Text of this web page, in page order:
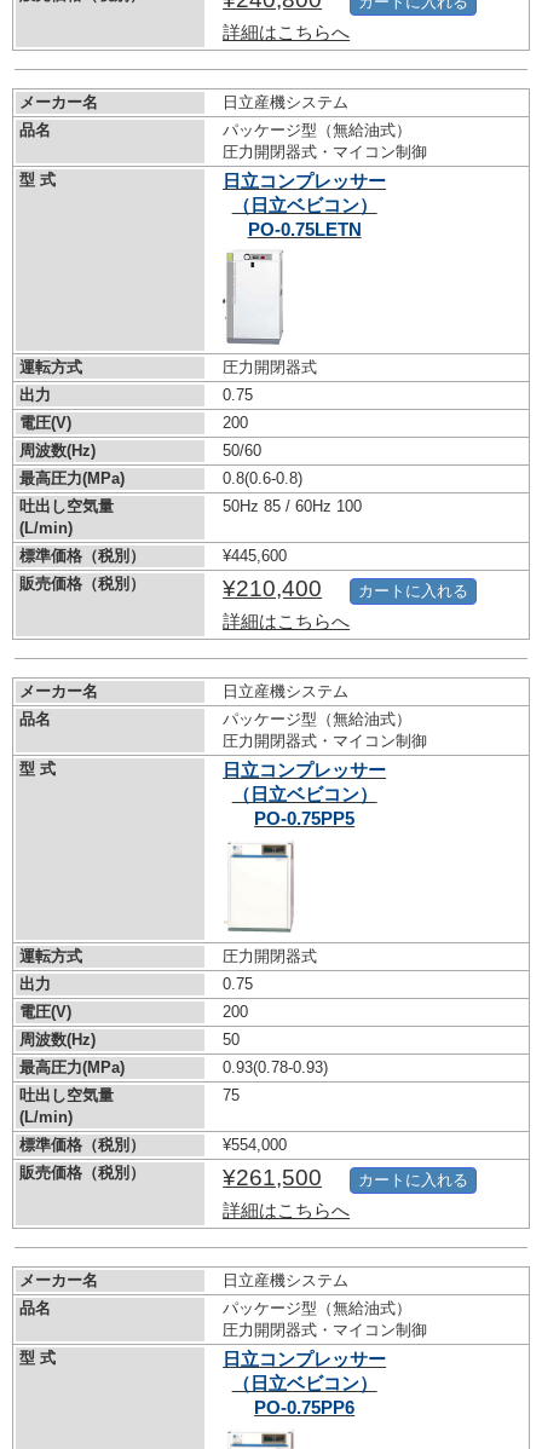
詳細はこちらへ
メーカー名
日立産機システム
品名
パッケージ型（無給油式）
圧力開閉器式・マイコン制御
型 式
日立コンプレッサー
（日立ベビコン）
PO-0.75LETN
運転方式
圧力開閉器式
出力
0.75
電圧(V)
200
周波数(Hz)
50/60
最高圧力(MPa)
0.8(0.6-0.8)
吐出し空気量
(L/min)
50Hz 85 / 60Hz 100
標準価格（税別）
¥445,600
販売価格（税別）
¥210,400
詳細はこちらへ
カートに入れる
メーカー名
日立産機システム
品名
パッケージ型（無給油式）
圧力開閉器式・マイコン制御
型 式
日立コンプレッサー
（日立ベビコン）
PO-0.75PP5
運転方式
圧力開閉器式
出力
0.75
電圧(V)
200
周波数(Hz)
50
最高圧力(MPa)
0.93(0.78-0.93)
吐出し空気量
(L/min)
75
標準価格（税別）
¥554,000
販売価格（税別）
¥261,500
詳細はこちらへ
カートに入れる
メーカー名
日立産機システム
品名
パッケージ型（無給油式）
圧力開閉器式・マイコン制御
型 式
日立コンプレッサー
（日立ベビコン）
PO-0.75PP6